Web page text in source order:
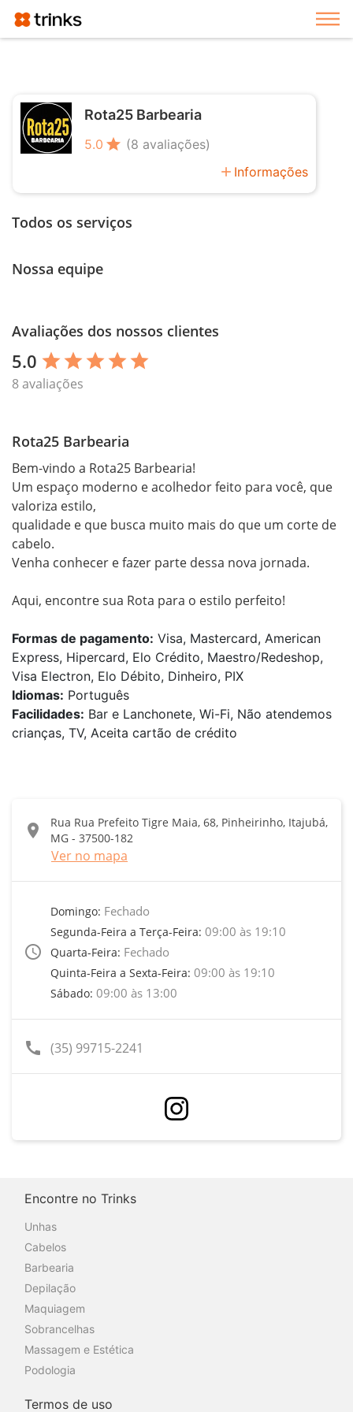
Rota25 Barbearia
5.0 star (8 avaliações)
add Informações
Todos os serviços
Nossa equipe
Avaliações dos nossos clientes
5.0 star star star star star
8 avaliações
Rota25 Barbearia
Bem-vindo a Rota25 Barbearia!
Um espaço moderno e acolhedor feito para você, que
valoriza estilo,
qualidade e que busca muito mais do que um corte de
cabelo.
Venha conhecer e fazer parte dessa nova jornada.
Formas de pagamento: Visa, Mastercard, American
Express, Hipercard, Elo Crédito, Maestro/Redeshop,
Visa Electron, Elo Débito, Dinheiro, PIX
Idiomas: Português
Facilidades: Bar e Lanchonete, Wi-Fi, Não atendemos
crianças, TV, Aceita cartão de crédito
location_on
Rua Rua Prefeito Tigre Maia, 68, Pinheirinho, Itajubá,
MG - 37500-182
Ver no mapa
access_time
Domingo: Fechado
Segunda-Feira a Terça-Feira: 09:00 às 19:10
Quarta-Feira: Fechado
Quinta-Feira a Sexta-Feira: 09:00 às 19:10
Sábado: 09:00 às 13:00
call (35) 99715-2241
Encontre no Trinks
Unhas
Cabelos
Barbearia
Depilação
Maquiagem
Sobrancelhas
Massagem e Estética
Podologia
Termos de uso